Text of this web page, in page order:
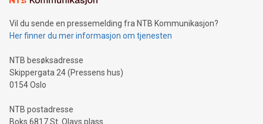
Vil du sende en pressemelding fra NTB Kommunikasjon?
Her finner du mer informasjon om tjenesten
NTB besøksadresse
Skippergata 24 (Pressens hus)
0154 Oslo
NTB postadresse
Boks 6817 St. Olavs plass